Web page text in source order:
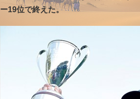
ー19位で終えた。